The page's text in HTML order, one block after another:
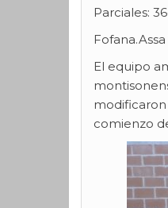
Parciales:
El equipo
modificaron
comienzo